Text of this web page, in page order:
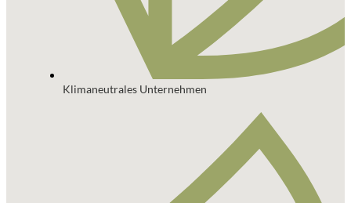
Klimaneutrales Unternehmen